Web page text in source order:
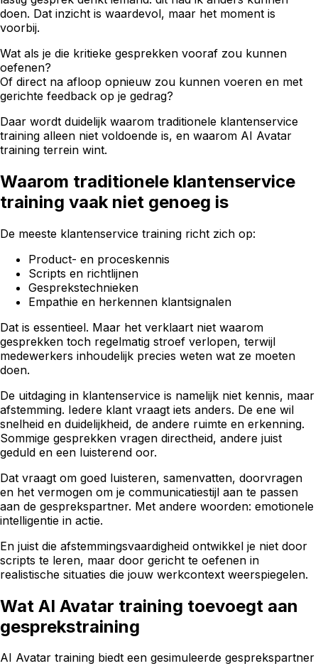
doen. Dat inzicht is waardevol, maar het moment is
voorbij.
Wat als je die kritieke gesprekken vooraf zou kunnen
oefenen?
Of direct na afloop opnieuw zou kunnen voeren en met
gerichte feedback op je gedrag?
Daar wordt duidelijk waarom traditionele klantenservice
training alleen niet voldoende is, en waarom AI Avatar
training terrein wint.
Waarom traditionele klantenservice
training vaak niet genoeg is
De meeste klantenservice training richt zich op:
Product- en proceskennis
Scripts en richtlijnen
Gesprekstechnieken
Empathie en herkennen klantsignalen
Dat is essentieel. Maar het verklaart niet waarom
gesprekken toch regelmatig stroef verlopen, terwijl
medewerkers inhoudelijk precies weten wat ze moeten
doen.
De uitdaging in klantenservice is namelijk niet kennis, maar
afstemming. Iedere klant vraagt iets anders. De ene wil
snelheid en duidelijkheid, de andere ruimte en erkenning.
Sommige gesprekken vragen directheid, andere juist
geduld en een luisterend oor.
Dat vraagt om goed luisteren, samenvatten, doorvragen
en het vermogen om je communicatiestijl aan te passen
aan de gesprekspartner. Met andere woorden: emotionele
intelligentie in actie.
En juist die afstemmingsvaardigheid ontwikkel je niet door
scripts te leren, maar door gericht te oefenen in
realistische situaties die jouw werkcontext weerspiegelen.
Wat AI Avatar training toevoegt aan
gesprekstraining
AI Avatar training biedt een gesimuleerde gesprekspartner